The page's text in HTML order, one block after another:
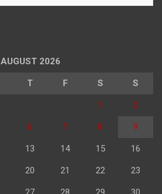
AUGUST 2026
T F S S
1 2
6 7 8 9
13 14 15 16
20 21 22 23